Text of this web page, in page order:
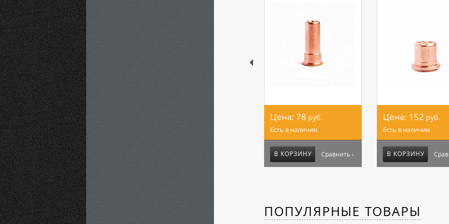
Цена: 78 руб.
Есть в наличии
В КОРЗИНУ Сравнить ›
Цена: 152 руб.
Есть в наличии
В КОРЗИНУ
ПОПУЛЯРНЫЕ ТОВАРЫ